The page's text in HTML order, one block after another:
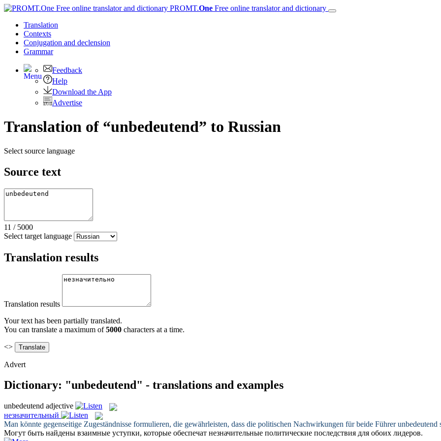
PROMT.One Free online translator and dictionary
Translation
Contexts
Conjugation and declension
Grammar
Feedback
Help
Download the App
Advertise
Translation of “unbedeutend” to Russian
Select source language
Source text
11 / 5000
Select target language
Translation results
Translation results
Your text has been partially translated.
You can translate a maximum of5000 characters at a time.
<>
Advert
Dictionary: "unbedeutend" - translations and examples
unbedeutend adjective
незначительный
Man könnte gegenseitige Zugeständnisse formulieren, die gewährleisten, dass die politischen Nachwirkungen für beide Führerunbedeutend
Могут быть найдены взаимные уступки, которые обеспечат незначительные политические последствия для обоих лидеров.